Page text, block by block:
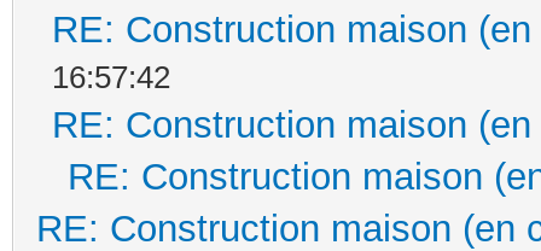
RE: Construction maison
16:57:42
RE: Construction maison
RE: Construction maison
RE: Construction maison (en